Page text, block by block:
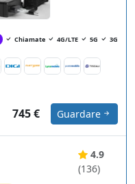
Chiamate 4G/LTE 5G 3G
745 € Guardare
4.9
(136)